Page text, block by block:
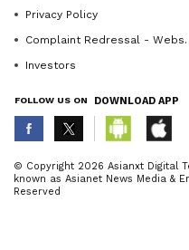
ಪೋಲಿಯೋ ಲಸಿಕಾ ಬೂತ್
ಅಕಾಡೆಮಿಯ ಆಡಳಿತ
ಸಿಬ್ಬಂದಿಗಳು ಸ್ವಯಂ
ಪಾಲ್ಗೊಂಡು ಜಾಗೃತಿ
ಸಲ್ಲಿಸುತ್ತಿರುವುದು
ಪಾತ್ರವಾಯಿತು.
ABOUT THE AUTHOR
K
Privacy Policy
Complaint Redressal - Website
Investors
FOLLOW US ON DOWNLOAD APP
© Copyright 2026 Asianxt Digital
known as Asianet News Media &
Reserved